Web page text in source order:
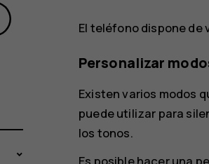
El teléfono dispone de
Personalizar
Existen varios modos
puede utilizar para
los tonos.